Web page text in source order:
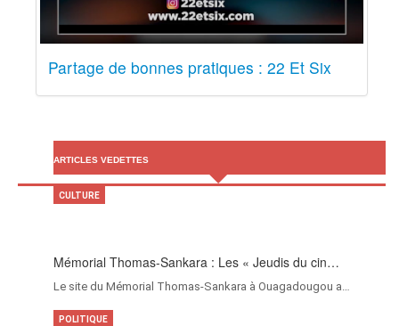
Partage de bonnes pratiques : 22 Et Six
ARTICLES VEDETTES
Mémorial Thomas-Sankara : Les « Jeudis du cin…
Le site du Mémorial Thomas-Sankara à Ouagadougou a…
CULTURE
POLITIQUE